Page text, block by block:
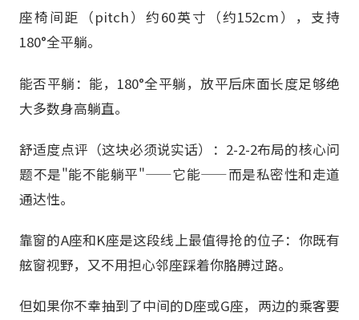
座椅间距（pitch）约60英寸（约152cm），支持
180°全平躺。
能否平躺：能，180°全平躺，放平后床面长度足够绝
大多数身高躺直。
舒适度点评（这块必须说实话）：2-2-2布局的核心问
题不是"能不能躺平"——它能——而是私密性和走道
通达性。
靠窗的A座和K座是这段线上最值得抢的位子：你既有
舷窗视野，又不用担心邻座踩着你胳膊过路。
但如果你不幸抽到了中间的D座或G座，两边的乘客要